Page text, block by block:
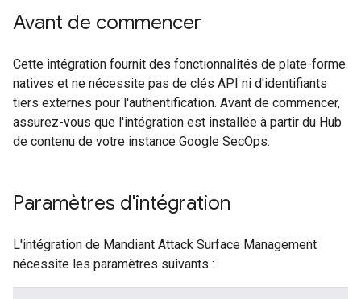
Avant de commencer
Cette intégration fournit des fonctionnalités de plate-forme
natives et ne nécessite pas de clés API ni d'identifiants
tiers externes pour l'authentification. Avant de commencer,
assurez-vous que l'intégration est installée à partir du Hub
de contenu de votre instance Google SecOps.
Paramètres d'intégration
L'intégration de Mandiant Attack Surface Management
nécessite les paramètres suivants :